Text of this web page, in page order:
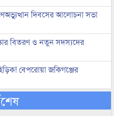
দিবসের আলোচনা সভা
বিতরণ ও নতুন সদস্যদের
বেপরোয়া জকিগঞ্জের